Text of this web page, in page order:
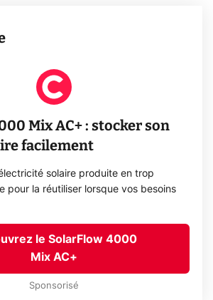
Mix AC+ : stocker son
facilement
solaire produite en trop
pour la réutiliser lorsque vos besoins
le SolarFlow 4000
Mix AC+
Sponsorisé